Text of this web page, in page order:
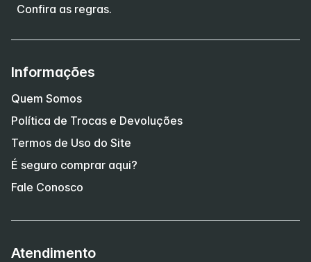
Confira as regras.
Informações
Quem Somos
Política de Trocas e Devoluções
Termos de Uso do Site
É seguro comprar aqui?
Fale Conosco
Atendimento